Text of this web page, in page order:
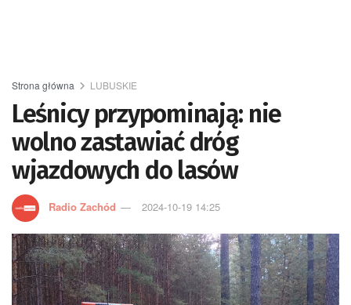
Strona główna LUBUSKIE
Leśnicy przypominają: nie
wolno zastawiać dróg
wjazdowych do lasów
Radio Zachód 2024-10-19 14:25